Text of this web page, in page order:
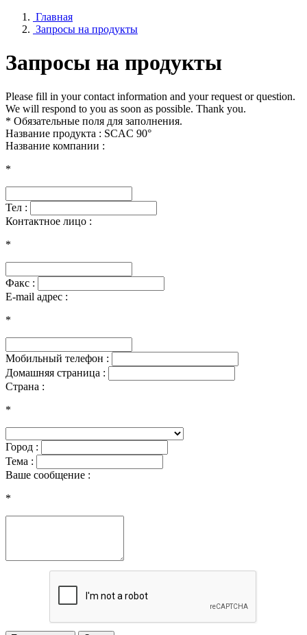
Главная
Запросы на продукты
Запросы на продукты
Please fill in your contact information and your request or question.
We will respond to you as soon as possible. Thank you.
* Обязательные поля для заполнения.
Название продукта : SCAC 90°
Название компании :
*
Тел :
Контактное лицо :
*
Факс :
E-mail адрес :
*
Мобильный телефон :
Домашняя страница :
Страна :
*
Город :
Тема :
Ваше сообщение :
*